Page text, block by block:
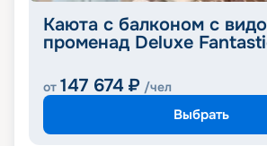
Каюта с балконом с
променад Deluxe
от 147 674 ₽ /чел
Выбрать